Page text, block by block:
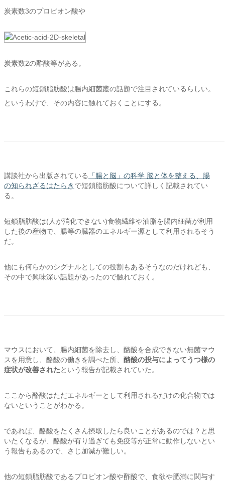
炭素数3のプロピオン酸や
炭素数2の酢酸等がある。
これらの短鎖脂肪酸は腸内細菌叢の話題で注目されているらしい。
というわけで、その内容に触れておくことにする。
講談社から出版されている
「腸と脳」の科学 脳と体を整える、腸
の知られざるはたらき で短鎖脂肪酸について詳しく記載されてい
る。
短鎖脂肪酸は(人が消化できない)食物繊維や油脂を腸内細菌が利用
した後の産物で、腸等の臓器のエネルギー源として利用されるそう
だ。
他にも何らかのシグナルとしての役割もあるそうなのだけれども、
その中で興味深い話題があったので触れておく。
マウスにおいて、腸内細菌を除去し、酪酸を合成できない無菌マウ
スを用意し、酪酸の働きを調べた所、 酪酸の投与によってうつ様の
症状が改善されたという報告が記載されていた。
ここから酪酸はただエネルギーとして利用されるだけの化合物では
ないということがわかる。
であれば、酪酸をたくさん摂取したら良いことがあるのでは？と思
いたくなるが、酪酸が有り過ぎても免疫等が正常に動作しないとい
う報告もあるので、さじ加減が難しい。
他の短鎖脂肪酸であるプロピオン酸や酢酸で、食欲や肥満に関与す